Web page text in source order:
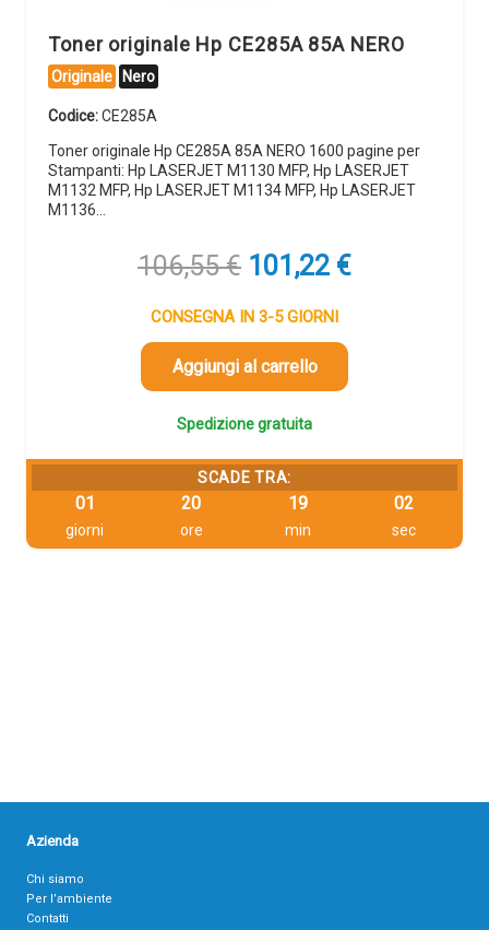
Toner originale Hp CE285A 85A NERO
Originale Nero
Codice:CE285A
Toner originale Hp CE285A 85A NERO 1600 pagine per
Stampanti: Hp LASERJET M1130 MFP, Hp LASERJET
M1132 MFP, Hp LASERJET M1134 MFP, Hp LASERJET
M1136…
106,55€ Il
originale
era:
106,55 €.
101,22 €Il
CONSEGNA IN 3-5 GIORNI
Aggiungi al carrello
Spedizione gratuita
SCADE TRA:
01
giorni
20
ore
19
min
02
sec
Azienda
Chi siamo
Per l’ambiente
Contatti